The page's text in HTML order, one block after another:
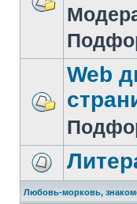
Web
Любовь-морковь,